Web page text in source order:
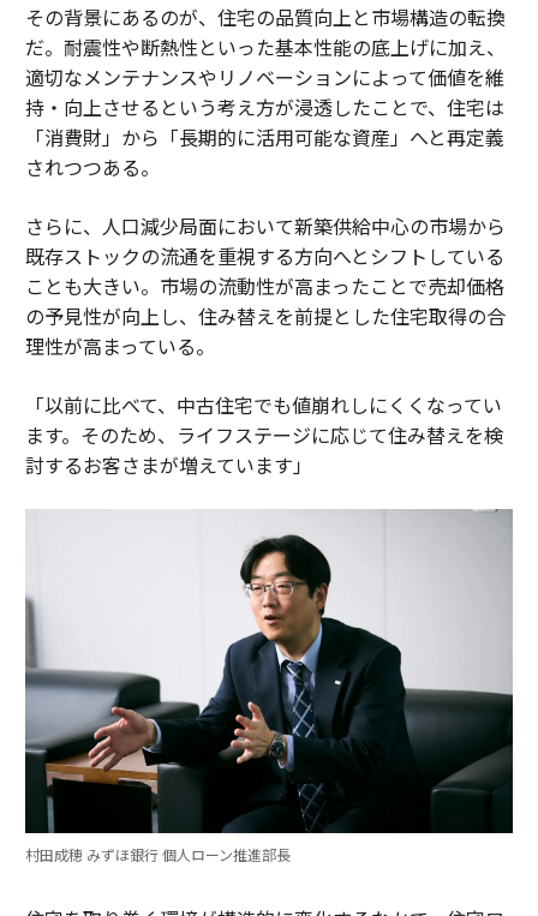
その背景にあるのが、住宅の品質向上と市場構造の転換
だ。耐震性や断熱性といった基本性能の底上げに加え、
適切なメンテナンスやリノベーションによって価値を維
持・向上させるという考え方が浸透したことで、住宅は
「消費財」から「長期的に活用可能な資産」へと再定義
されつつある。
さらに、人口減少局面において新築供給中心の市場から
既存ストックの流通を重視する方向へとシフトしている
ことも大きい。市場の流動性が高まったことで売却価格
の予見性が向上し、住み替えを前提とした住宅取得の合
理性が高まっている。
「以前に比べて、中古住宅でも値崩れしにくくなってい
ます。そのため、ライフステージに応じて住み替えを検
討するお客さまが増えています」
村田成穂 みずほ銀行 個人ローン推進部長